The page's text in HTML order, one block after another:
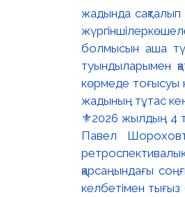
⚜️2026 жылдың 4
Павел
қарсаңындағы
келбетімен